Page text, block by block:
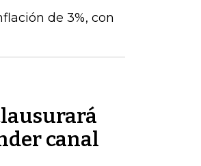
de 3%, con
canal